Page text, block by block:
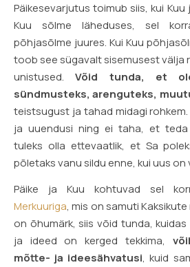
Päikesevarjutus toimub siis, kui
Kuu sõlme läheduses, sel
põhjasõlme juures. Kui Kuu
toob see sügavalt sisemusest välja
unistused.Võid tunda, et
sündmusteks, arenguteks,
teistsugust ja tahad midagi
ja uuendusi ning ei taha, et teda
tuleks olla ettevaatlik, et Sa
põletaks vanu sildu enne, kui uus on
Päike ja Kuu kohtuvad sel
Merkuuriga, mis on samuti Kaksikute
on õhumärk, siis võid tunda, kuidas
ja ideed on kerged tekkima,
mõtte- ja ideesähvatusi, kuid